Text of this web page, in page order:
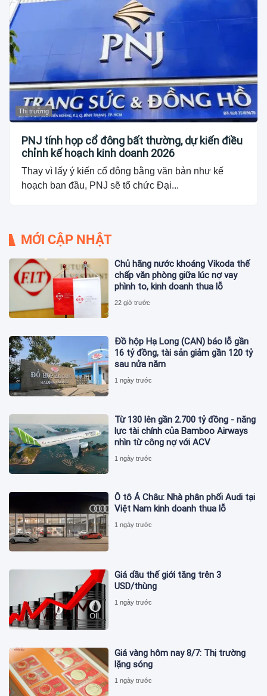
Thị trường
PNJ tính họp cổ đông bất thường, dự kiến điều
chỉnh kế hoạch kinh doanh 2026
Thay vì lấy ý kiến cổ đông bằng văn bản như kế
hoạch ban đầu, PNJ sẽ tổ chức Đại...
MỚI CẬP NHẬT
Chủ hãng nước khoáng Vikoda thế
chấp văn phòng giữa lúc nợ vay
phình to, kinh doanh thua lỗ
22 giờ trước
Đồ hộp Hạ Long (CAN) báo lỗ gần
16 tỷ đồng, tài sản giảm gần 120 tỷ
sau nửa năm
1 ngày trước
Từ 130 lên gần 2.700 tỷ đồng - năng
lực tài chính của Bamboo Airways
nhìn từ công nợ với ACV
1 ngày trước
Ô tô Á Châu: Nhà phân phối Audi tại
Việt Nam kinh doanh thua lỗ
1 ngày trước
Giá dầu thế giới tăng trên 3
USD/thùng
1 ngày trước
Giá vàng hôm nay 8/7: Thị trường
lặng sóng
1 ngày trước